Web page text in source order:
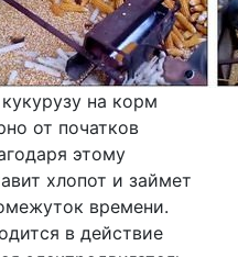
на корм
от початков
этому
хлопот и займет
времени.
в действие